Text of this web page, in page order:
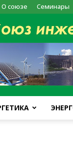
О союзе Семинары